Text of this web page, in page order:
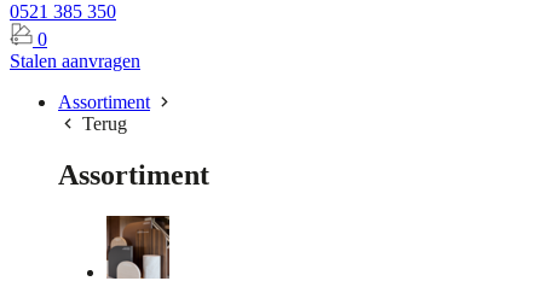
0521 385 350
0
Stalen aanvragen
Assortiment
Terug
Assortiment